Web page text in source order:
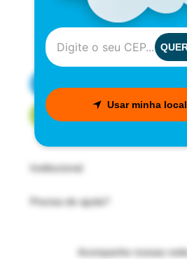
Institucional
Precisa de ajuda?
Acompanhe nossas
Usar minha